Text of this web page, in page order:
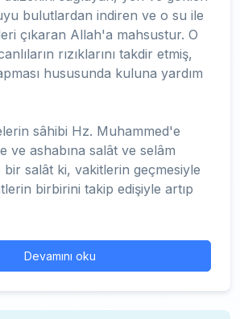
bulutlardan indiren ve o su ile
çıkaran Allah'a mahsustur. O
rızıklarını takdir etmiş,
hususunda kuluna yardım
sâhibi Hz. Muhammed'e
ve ashabına salât ve selâm
bir salât ki, vakitlerin geçmesiyle
birbirini takip edişiyle artıp
Devamını oku